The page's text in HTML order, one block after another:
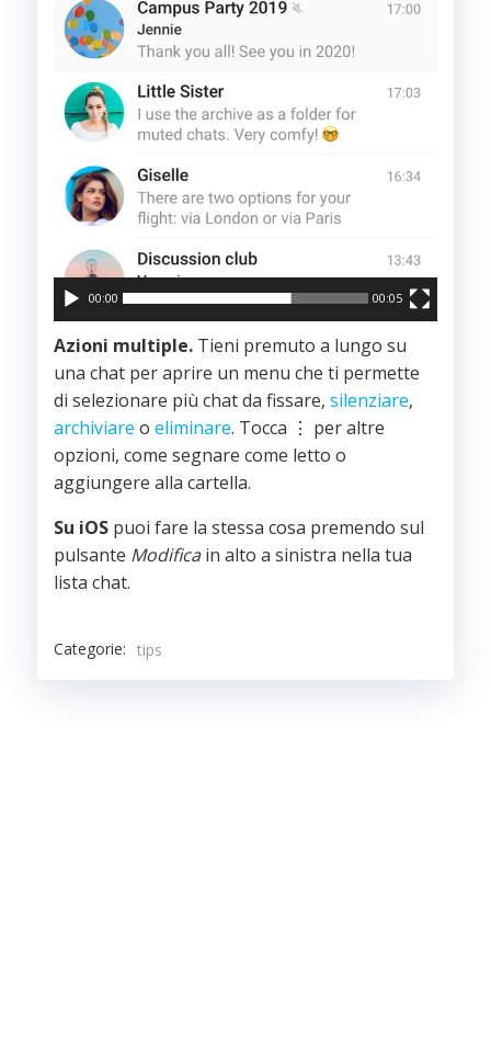
00:00 00:05
Azioni multiple. Tieni premuto a lungo su
una chat per aprire un menu che ti permette
di selezionare più chat da fissare, silenziare,
archiviare o eliminare. Tocca ⋮ per altre
opzioni, come segnare come letto o
aggiungere alla cartella.
Su iOS puoi fare la stessa cosa premendo sul
pulsante Modificain alto a sinistra nella tua
lista chat.
Categorie: tips